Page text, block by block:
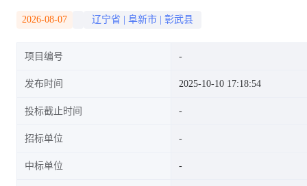
2026-08-07 辽宁省 阜新市 彰武县
项目编号
发布时间 2025-10-10 17:18:54
投标截止时间
招标单位
中标单位